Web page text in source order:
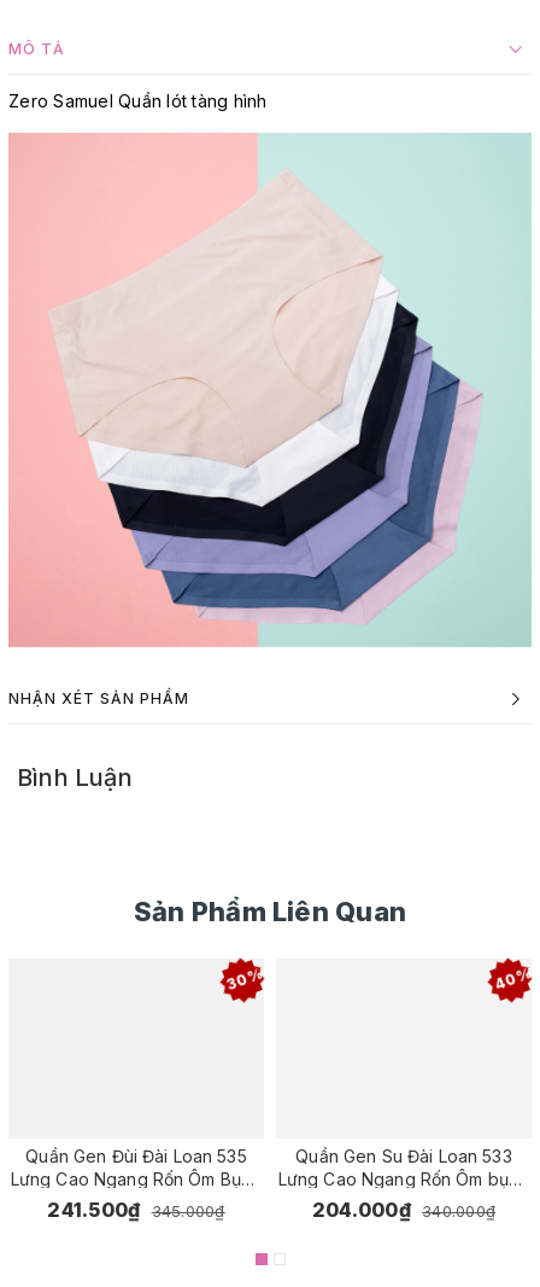
MÔ TẢ
Zero Samuel Quần lót tàng hình
NHẬN XÉT SẢN PHẨM
Bình Luận
Sản Phẩm Liên Quan
30%
Quần Gen Đùi Đài Loan 535
Lưng Cao Ngang Rốn Ôm Bụng
Săn Mông vải Su Cao Cấp 20%
Spandex siêu co giãn Gen
241.500₫ 345.000₫
40%
Quần Gen Su Đài Loan 533
Lưng Cao Ngang Rốn Ôm bụng
dưới rốn săn mông định hình
body
204.000₫ 340.000₫